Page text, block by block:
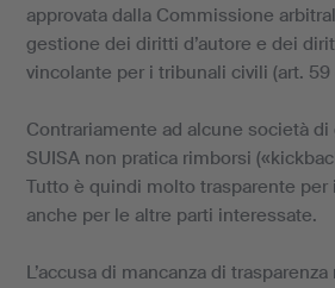
approvata dalla Commissione
gestione dei diritti d’autore e dei
vincolante per i tribunali civili (art. 59
Contrariamente ad alcune società
SUISA non pratica rimborsi
Tutto è quindi molto trasparente
anche per le altre parti interessate.
L’accusa di mancanza di